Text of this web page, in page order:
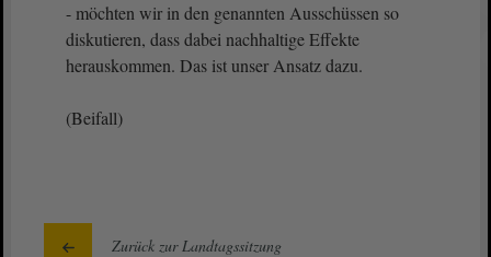
- möchten wir in den genannten Ausschüssen so
diskutieren, dass dabei nachhaltige Effekte
herauskommen. Das ist unser Ansatz dazu.
(Beifall)
Zurück zur Landtagssitzung